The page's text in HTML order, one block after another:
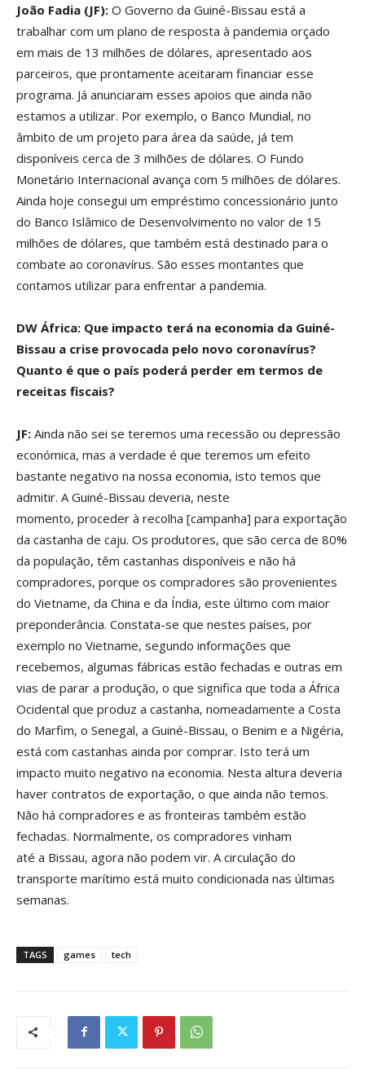
João Fadia (JF): O Governo da Guiné-Bissau está a
trabalhar com um plano de resposta à pandemia orçado
em mais de 13 milhões de dólares, apresentado aos
parceiros, que prontamente aceitaram financiar esse
programa. Já anunciaram esses apoios que ainda não
estamos a utilizar. Por exemplo, o Banco Mundial, no
âmbito de um projeto para área da saúde, já tem
disponíveis cerca de 3 milhões de dólares. O Fundo
Monetário Internacional avança com 5 milhões de dólares.
Ainda hoje consegui um empréstimo concessionário junto
do Banco Islâmico de Desenvolvimento no valor de 15
milhões de dólares, que também está destinado para o
combate ao coronavírus. São esses montantes que
contamos utilizar para enfrentar a pandemia.
DW África: Que impacto terá na economia da Guiné-
Bissau a crise provocada pelo novo coronavírus?
Quanto é que o país poderá perder em termos de
receitas fiscais?
JF: Ainda não sei se teremos uma recessão ou depressão
económica, mas a verdade é que teremos um efeito
bastante negativo na nossa economia, isto temos que
admitir. A Guiné-Bissau deveria, neste
momento, proceder à recolha [campanha] para exportação
da castanha de caju. Os produtores, que são cerca de 80%
da população, têm castanhas disponíveis e não há
compradores, porque os compradores são provenientes
do Vietname, da China e da Índia, este último com maior
preponderância. Constata-se que nestes países, por
exemplo no Vietname, segundo informações que
recebemos, algumas fábricas estão fechadas e outras em
vias de parar a produção, o que significa que toda a África
Ocidental que produz a castanha, nomeadamente a Costa
do Marfim, o Senegal, a Guiné-Bissau, o Benim e a Nigéria,
está com castanhas ainda por comprar. Isto terá um
impacto muito negativo na economia. Nesta altura deveria
haver contratos de exportação, o que ainda não temos.
Não há compradores e as fronteiras também estão
fechadas. Normalmente, os compradores vinham
até a Bissau, agora não podem vir. A circulação do
transporte marítimo está muito condicionada nas últimas
semanas.
TAGS games tech